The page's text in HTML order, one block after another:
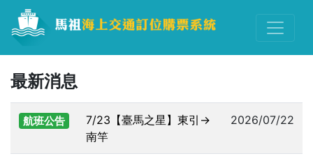
最新消息
航班公告
7/23【臺馬之星】東引→
南竿
2026/07/22